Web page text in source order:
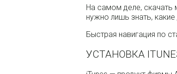
На самом деле, скачать
нужно лишь знать,
Быстрая навигация по
УСТАНОВКА